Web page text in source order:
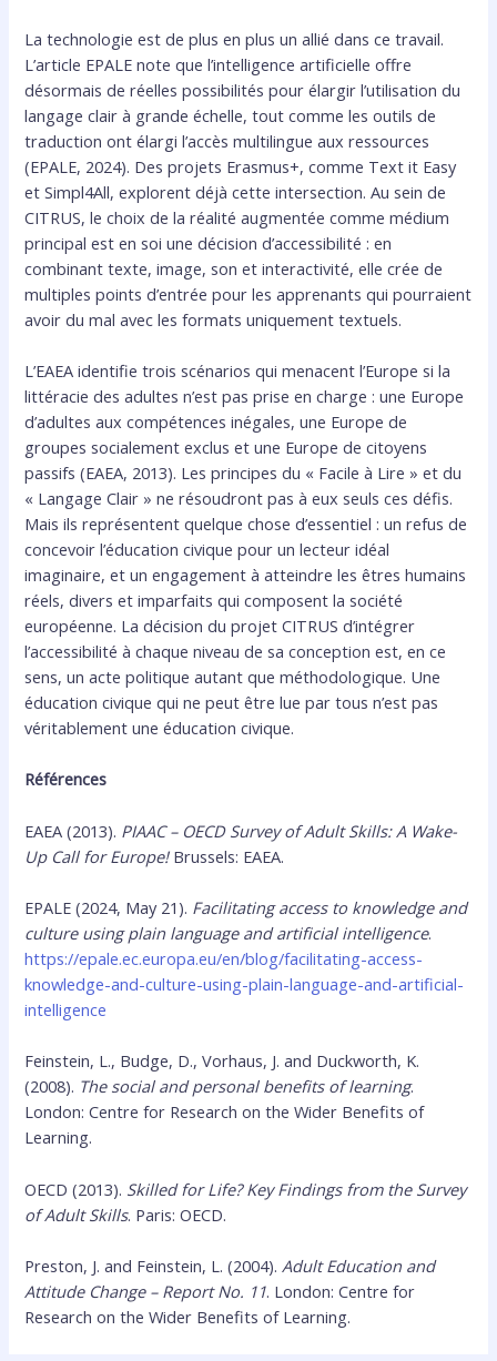
La technologie est de plus en plus un allié dans ce travail.
L’article EPALE note que l’intelligence artificielle offre
désormais de réelles possibilités pour élargir l’utilisation du
langage clair à grande échelle, tout comme les outils de
traduction ont élargi l’accès multilingue aux ressources
(EPALE, 2024). Des projets Erasmus+, comme Text it Easy
et Simpl4All, explorent déjà cette intersection. Au sein de
CITRUS, le choix de la réalité augmentée comme médium
principal est en soi une décision d’accessibilité : en
combinant texte, image, son et interactivité, elle crée de
multiples points d’entrée pour les apprenants qui pourraient
avoir du mal avec les formats uniquement textuels.
L’EAEA identifie trois scénarios qui menacent l’Europe si la
littéracie des adultes n’est pas prise en charge : une Europe
d’adultes aux compétences inégales, une Europe de
groupes socialement exclus et une Europe de citoyens
passifs (EAEA, 2013). Les principes du « Facile à Lire » et du
« Langage Clair » ne résoudront pas à eux seuls ces défis.
Mais ils représentent quelque chose d’essentiel : un refus de
concevoir l’éducation civique pour un lecteur idéal
imaginaire, et un engagement à atteindre les êtres humains
réels, divers et imparfaits qui composent la société
européenne. La décision du projet CITRUS d’intégrer
l’accessibilité à chaque niveau de sa conception est, en ce
sens, un acte politique autant que méthodologique. Une
éducation civique qui ne peut être lue par tous n’est pas
véritablement une éducation civique.
Références
EAEA (2013). PIAAC – OECD Survey of Adult Skills: A Wake-
Up Call for Europe!Brussels: EAEA.
EPALE (2024, May 21). Facilitating access to knowledge and
culture using plain language and artificial intelligence.
https://epale.ec.europa.eu/en/blog/facilitating-access-
knowledge-and-culture-using-plain-language-and-artificial-
intelligence
Feinstein, L., Budge, D., Vorhaus, J. and Duckworth, K.
(2008). The social and personal benefits of learning.
London: Centre for Research on the Wider Benefits of
Learning.
OECD (2013). Skilled for Life? Key Findings from the Survey
of Adult Skills. Paris: OECD.
Preston, J. and Feinstein, L. (2004).Adult Education and
Attitude Change – Report No. 11. London: Centre for
Research on the Wider Benefits of Learning.